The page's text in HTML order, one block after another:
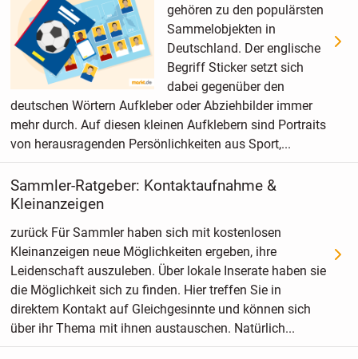
gehören zu den populärsten
Sammelobjekten in
Deutschland. Der englische
Begriff Sticker setzt sich
dabei gegenüber den
deutschen Wörtern Aufkleber oder Abziehbilder immer
mehr durch. Auf diesen kleinen Aufklebern sind Portraits
von herausragenden Persönlichkeiten aus Sport,...
Sammler-Ratgeber: Kontaktaufnahme &
Kleinanzeigen
zurück Für Sammler haben sich mit kostenlosen
Kleinanzeigen neue Möglichkeiten ergeben, ihre
Leidenschaft auszuleben. Über lokale Inserate haben sie
die Möglichkeit sich zu finden. Hier treffen Sie in
direktem Kontakt auf Gleichgesinnte und können sich
über ihr Thema mit ihnen austauschen. Natürlich...